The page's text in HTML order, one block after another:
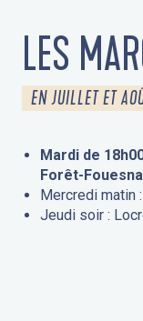
LES
EN JUILLET ET
Mardi de
Forêt-
Mercredi matin
Jeudi soir :